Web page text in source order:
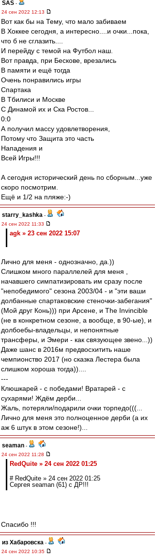
SAS -
24 сен 2022 12:13
Вот как бы на Тему, что мало забиваем
В Хоккее сегодня, а интересно....и очки...пока,
что б не сглазить....
И перейду с темой на Футбол наш.
Вот правда, при Бескове, врезались
В памяти и ещё тогда
Очень понравились игры
Спартака
В Тбилиси и Москве
С Динамой их и Ска Ростов...
0:0
А получил массу удовлетворения,
Потому что Защита это часть
Нападения и
Всей Игры!!!
А сегодня исторический день по сборным...уже
скоро посмотрим.
Ещё и 1/2 на пляже:-)
starry_kashka -
24 сен 2022 11:33
agk » 23 сен 2022 15:07
Лично для меня - однозначно, да.))
Слишком много параллелей для меня ,
начавшего симпатизировать им сразу после
"непобедимого" сезона 2003/04 - и "эти ваши
долбанные спартаковские стеночки-забегания"
(Мой друг Конь))) при Арсене, и The Invincible
(не в конкретном сезоне, а вообще, в 90-ые), и
долбоебы-владельцы, и непонятные
трансферы, и Эмери - как связующее звено...))
Даже шанс в 2016м предвосхитить наше
чемпионство 2017 (но сказка Лестера была
слишком хороша тогда))....
---
Клюшкарей - с победами! Вратарей - с
сухарями! Ждём дерби...
Жаль, потеряли/подарили очки торпедо(((...
Лично для меня это полноценное дерби (а их
аж 6 штук в этом сезоне!)...
seaman -
24 сен 2022 11:28
RedQuite » 24 сен 2022 01:25
# RedQuite » 24 сен 2022 01:25
Сергея seaman (61) с ДР!!!
Спасибо !!!
из Хабаровска -
24 сен 2022 10:35